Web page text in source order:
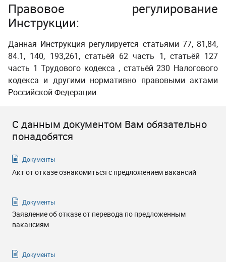
Правовое регулирование
Инструкции:
Данная Инструкция регулируется статьями 77, 81,84,
84.1, 140, 193,261, статьёй 62 часть 1, статьёй 127
часть 1 Трудового кодекса , статьёй 230 Налогового
кодекса и другими нормативно правовыми актами
Российской Федерации.
С данным документом Вам обязательно
понадобятся
Документы
Акт от отказе ознакомиться с предложением вакансий
Документы
Заявление об отказе от перевода по предложенным
вакансиям
Документы